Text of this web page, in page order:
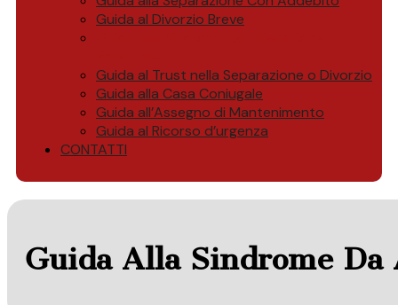
Guida al Divorzio Breve
Guida al Trust nella Separazione o Divorzio
Guida alla Casa Coniugale
Guida all’Assegno di Mantenimento
Guida al Ricorso d’urgenza
CONTATTI
Guida Alla Sindrome